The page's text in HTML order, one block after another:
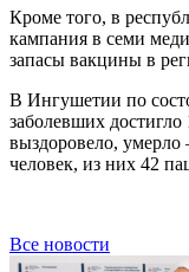
Кроме того, в
кампания в семи
запасы вакцины в
В Ингушетии по
заболевших
выздоровело, умерло
человек, из них 42
Все новости